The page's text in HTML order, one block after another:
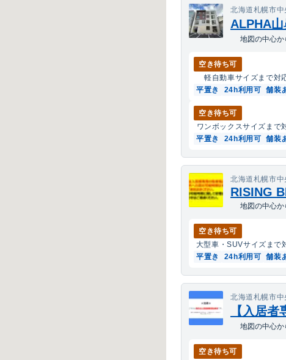
北海道札幌市
ALPHA山
地図の中心
空き待ち可
軽自動車サイズまで対
平置き
24h利用可 舗装
空き待ち可
ワンボックスサイズまで
平置き
24h利用可 舗装
北海道札幌市
RISING
地図の中心
空き待ち可
大型車・SUVサイズまで
平置き
24h利用可 舗装
北海道札幌市
【入居
地図の中心
空き待ち可